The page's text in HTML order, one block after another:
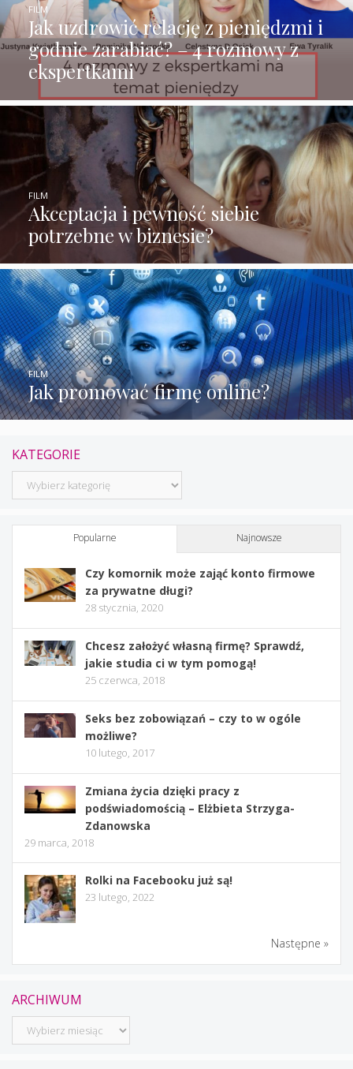
Jak uzdrowić relację z pieniędzmi i
godnie zarabiać? – 4 rozmowy z
ekspertkami
FILM
Akceptacja i pewność siebie
potrzebne w biznesie?
FILM
Jak promować firmę online?
FILM
KATEGORIE
Kategorie
Popularne Najnowsze
Czy komornik może zająć konto firmowe
za prywatne długi?
28 stycznia, 2020
Chcesz założyć własną firmę? Sprawdź,
jakie studia ci w tym pomogą!
25 czerwca, 2018
Seks bez zobowiązań – czy to w ogóle
możliwe?
10 lutego, 2017
Zmiana życia dzięki pracy z
podświadomością – Elżbieta Strzyga-
Zdanowska
29 marca, 2018
Rolki na Facebooku już są!
23 lutego, 2022
Następne »
ARCHIWUM
Archiwum